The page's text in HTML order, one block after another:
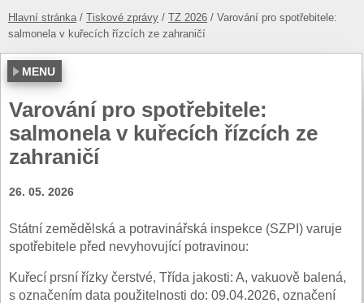
Hlavní stránka Tiskové zprávy TZ 2026
Varování pro spotřebitele:
salmonela v kuřecích řízcích ze zahraničí
MENU
Varování pro spotřebitele:
salmonela v kuřecích řízcích ze
zahraničí
26. 05. 2026
Státní zemědělská a potravinářská inspekce (SZPI) varuje
spotřebitele před nevyhovující potravinou:
Kuřecí prsní řízky čerstvé, Třída jakosti: A, vakuově balená,
s označením data použitelnosti do: 09.04.2026, označení